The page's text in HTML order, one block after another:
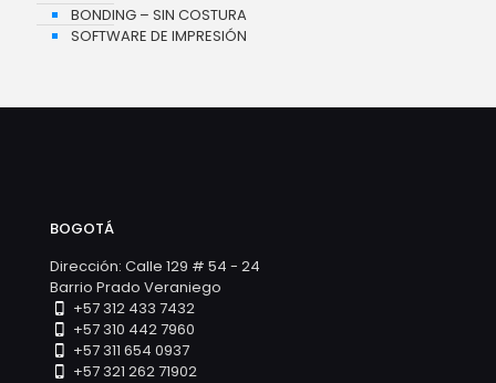
BONDING – SIN COSTURA
SOFTWARE DE IMPRESIÓN
BOGOTÁ
Dirección: Calle 129 # 54 - 24
Barrio Prado Veraniego
+57 312 433 7432
+57 310 442 7960
+57 311 654 0937
+57 321 262 71902